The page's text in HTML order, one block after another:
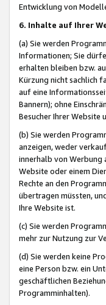
Entwicklung von
6. Inhalte auf Ihrer
(a) Sie werden
Informationen; Sie
erhalten bleiben bzw.
Kürzung nicht sachlich
auf eine
Bannern); ohne
Besucher Ihrer Website
(b) Sie werden
anzeigen, weder
innerhalb von
Website oder einem
Rechte an den
übertragen müssten,
Ihre Website ist.
(c) Sie werden
mehr zur Nutzung zur
(d) Sie werden keine
eine Person bzw. ein
geschäftlichen
Programminhalten).